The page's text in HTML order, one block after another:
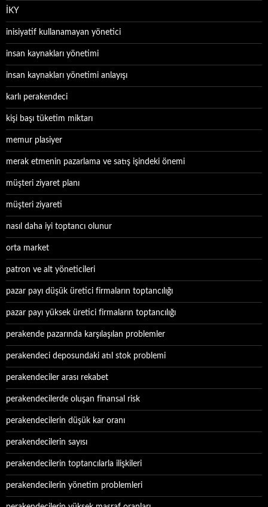
İKY
inisiyatif kullanamayan yönetici
insan kaynakları yönetimi
insan kaynakları yönetimi anlayışı
karlı perakendeci
kişi başı tüketim miktarı
memur plasiyer
merak etmenin pazarlama ve satış işindeki önemi
müşteri ziyaret planı
müşteri ziyareti
nasıl daha iyi toptancı olunur
orta market
patron ve alt yöneticileri
pazar payı düşük üretici firmaların toptancılığı
pazar payı yüksek üretici firmaların toptancılığı
perakende pazarında karşılaşılan problemler
perakendeci deposundaki atıl stok problemi
perakendeciler arası rekabet
perakendecilerde oluşan finansal risk
perakendecilerin düşük kar oranı
perakendecilerin sayısı
perakendecilerin toptancılarla ilişkileri
perakendecilerin yönetim problemleri